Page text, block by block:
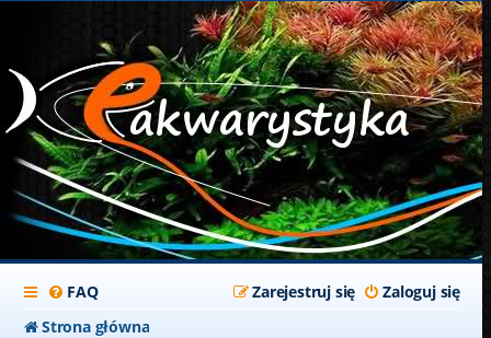
FAQ Zaloguj się
Zarejestruj się
Strona główna